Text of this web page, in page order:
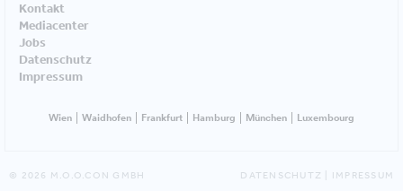
Kontakt
Mediacenter
Jobs
Datenschutz
Impressum
Wien Waidhofen Frankfurt Hamburg München Luxembourg
© 2026 M.O.O.CON GMBH DATENSCHUTZ IMPRESSUM